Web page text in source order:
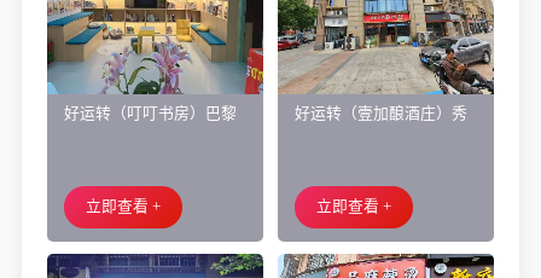
好运转（叮叮书房）巴黎
培训班带生源转让
立即查看 +
好运转（壹加酿酒庄）秀
庄、空店铺转让
立即查看 +